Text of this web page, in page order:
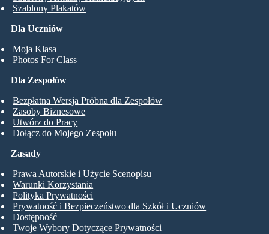
Dla Uczniów
Moja Klasa
Photos For Class
Szablony Plakatów
Dla Zespołów
Bezpłatna Wersja Próbna dla Zespołów
Zasoby Biznesowe
Utwórz do Pracy
Dołącz do Mojego Zespołu
Zasady
Prawa Autorskie i Użycie Scenopisu
Warunki Korzystania
Polityka Prywatności
Prywatność i Bezpieczeństwo dla Szkół i Uczniów
Dostępność
Twoje Wybory Dotyczące Prywatności